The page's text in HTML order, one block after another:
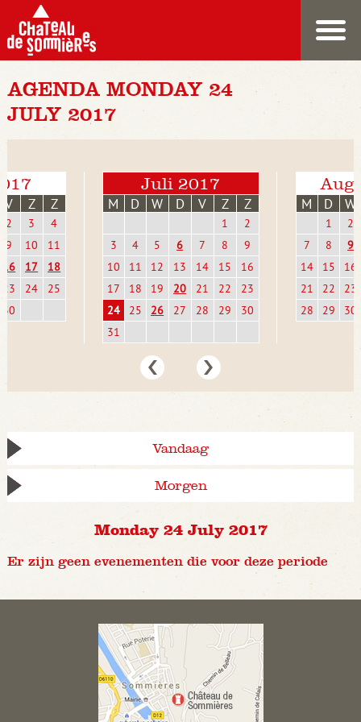
AGENDA MONDAY 24
JULY 2017
V Z Z
2 3
4
9
10
11
16
17
18
23
24
25
30
Juli 2017
M D W D V Z Z
1
2
3
4 5 6 7 8
9
10
11 12 13 14 15
16
17
18 19 20 21 22
23
24
25 26 27 28 29
30
31
M D W
1
2
7
8
9
14
15
16
21
22
23
28
29 30
Vandaag
Morgen
Monday 24 July 2017
Er zijn geen evenementen die voor deze periode